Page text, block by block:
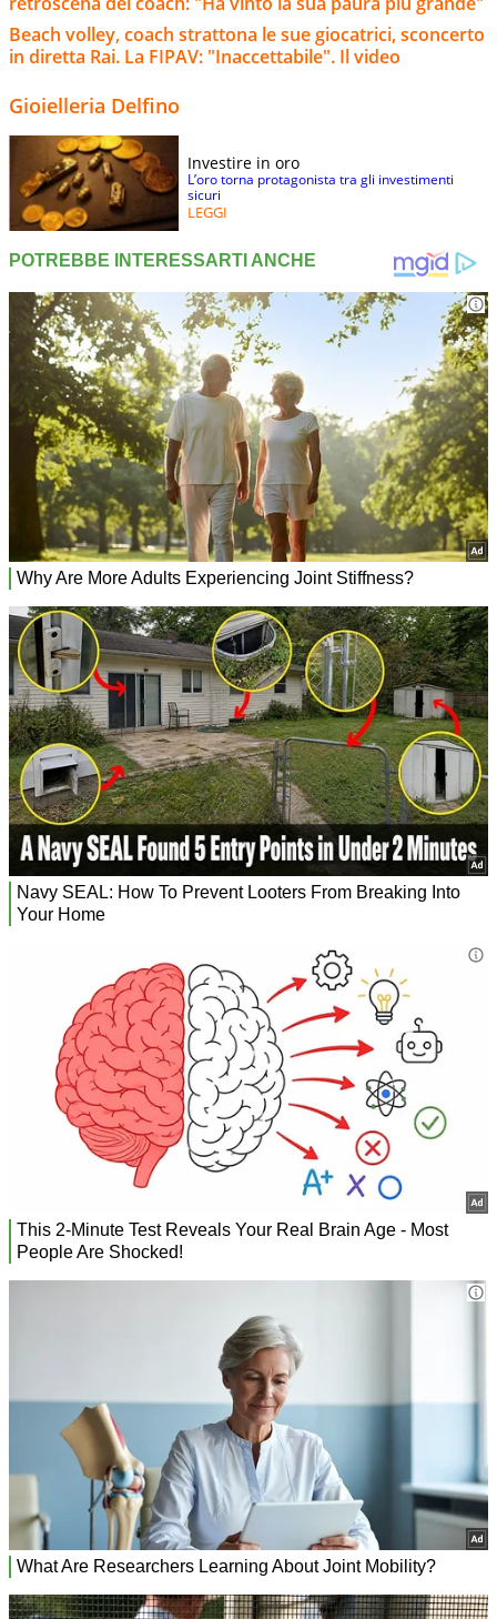
Beach volley, coach strattona le sue giocatrici, sconcerto
in diretta Rai. La FIPAV: "Inaccettabile". Il video
Gioielleria Delfino
Investire in oro
L’oro torna protagonista tra gli investimenti
sicuri
LEGGI